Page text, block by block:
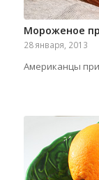
Мороженое
28 января, 2013
Американцы